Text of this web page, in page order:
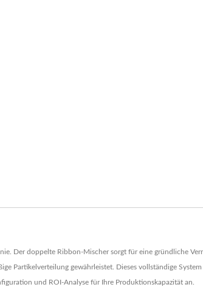
Der doppelte Ribbon-Mischer sorgt für eine gründliche
Partikelverteilung gewährleistet. Dieses vollständige
und ROI-Analyse für Ihre Produktionskapazität an.